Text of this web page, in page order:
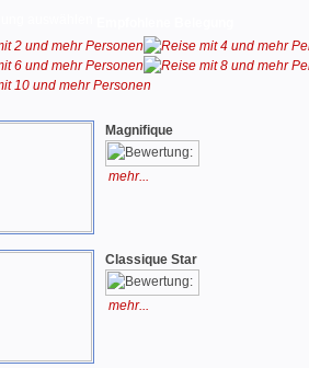
Magnifique
mehr...
Classique Star
mehr...